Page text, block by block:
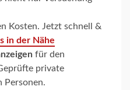
Kosten. Jetzt schnell &
in der Nähe
für den
private
Personen.